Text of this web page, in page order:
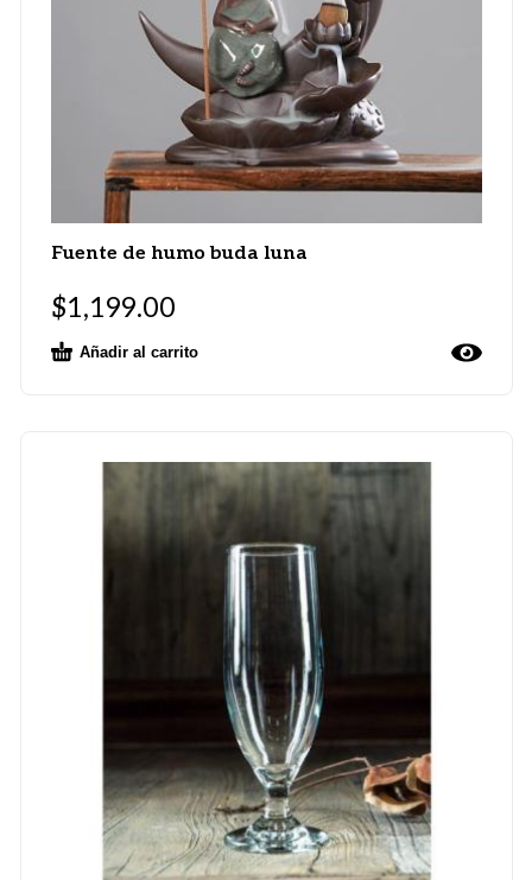
Fuente de humo buda luna
$1,199.00
Añadir al carrito